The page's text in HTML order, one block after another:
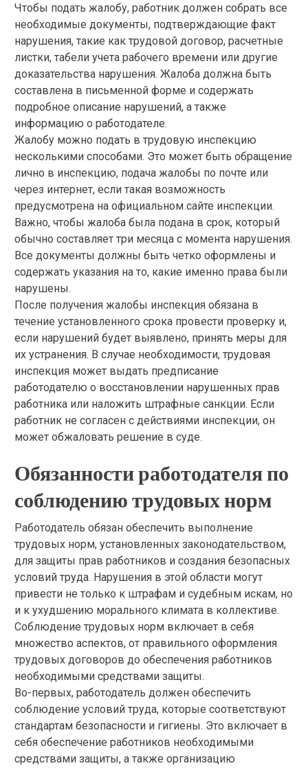
Чтобы подать жалобу, работник должен собрать все
необходимые документы, подтверждающие факт
нарушения, такие как трудовой договор, расчетные
листки, табели учета рабочего времени или другие
доказательства нарушения. Жалоба должна быть
составлена в письменной форме и содержать
подробное описание нарушений, а также
информацию о работодателе.
Жалобу можно подать в трудовую инспекцию
несколькими способами. Это может быть обращение
лично в инспекцию, подача жалобы по почте или
через интернет, если такая возможность
предусмотрена на официальном сайте инспекции.
Важно, чтобы жалоба была подана в срок, который
обычно составляет три месяца с момента нарушения.
Все документы должны быть четко оформлены и
содержать указания на то, какие именно права были
нарушены.
После получения жалобы инспекция обязана в
течение установленного срока провести проверку и,
если нарушений будет выявлено, принять меры для
их устранения. В случае необходимости, трудовая
инспекция может выдать предписание
работодателю о восстановлении нарушенных прав
работника или наложить штрафные санкции. Если
работник не согласен с действиями инспекции, он
может обжаловать решение в суде.
Обязанности работодателя по
соблюдению трудовых норм
Работодатель обязан обеспечить выполнение
трудовых норм, установленных законодательством,
для защиты прав работников и создания безопасных
условий труда. Нарушения в этой области могут
привести не только к штрафам и судебным искам, но
и к ухудшению морального климата в коллективе.
Соблюдение трудовых норм включает в себя
множество аспектов, от правильного оформления
трудовых договоров до обеспечения работников
необходимыми средствами защиты.
Во-первых, работодатель должен обеспечить
соблюдение условий труда, которые соответствуют
стандартам безопасности и гигиены. Это включает в
себя обеспечение работников необходимыми
средствами защиты, а также организацию